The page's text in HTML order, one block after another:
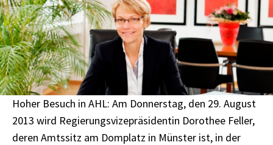
Hoher Besuch in AHL: Am Donnerstag, den 29. August
2013 wird Regierungsvizepräsidentin Dorothee Feller,
deren Amtssitz am Domplatz in Münster ist, in der